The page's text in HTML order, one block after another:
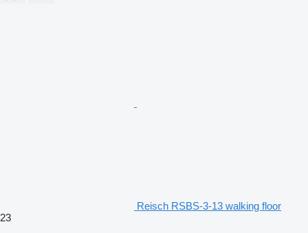
Reisch RSBS-3-13 walking floor
23